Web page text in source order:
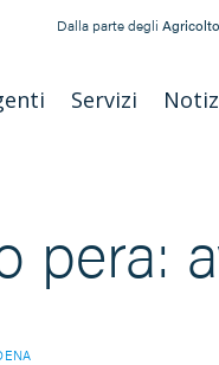
Dalla parte degli
Servizi
pera: